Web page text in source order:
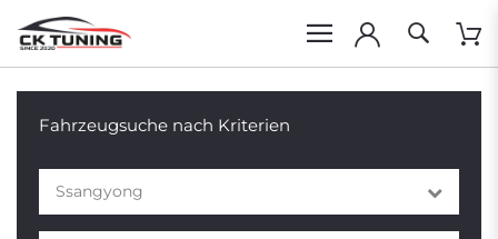
Fahrzeugsuche nach Kriterien
Ssangyong